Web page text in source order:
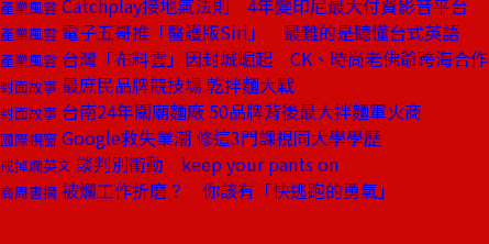
產業風雲 Catchplay接地氣法則 4年變印尼最大付費影音平台
產業風雲 電子五哥推「醫護版Siri」 最難的是聽懂台式英語
產業風雲 台灣「布料雲」因封城崛起 CK、時尚老佛爺跨海合作
封面故事 最庶民品牌競技場 乾拌麵大戰
封面故事 台南24年關廟麵廠 50品牌背後最大拌麵軍火商
國際視窗 Google救失業潮 修這3門課視同大學學歷
戒掉爛英文 談判別衝動 keep your pants on
商周書摘 被爛工作折磨？ 你該有「快逃跑的勇氣」